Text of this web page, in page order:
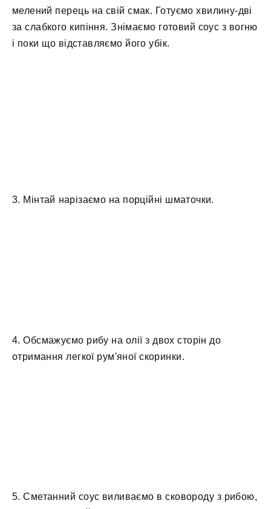
мелений перець на свій смак. Готуємо хвилину-дві
за слабкого кипіння. Знімаємо готовий соус з вогню
і поки що відставляємо його убік.
3. Мінтай нарізаємо на порційні шматочки.
4. Обсмажуємо рибу на олії з двох сторін до
отримання легкої рум'яної скоринки.
5. Сметанний соус виливаємо в сковороду з рибою,